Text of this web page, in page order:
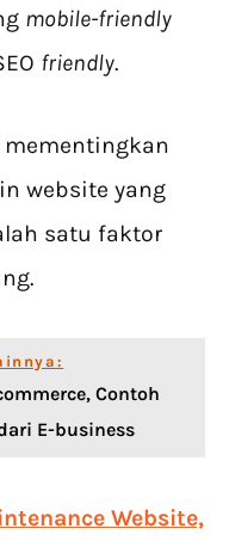
mobile-friendly
friendly.
mementingkan
website yang
satu faktor
Contoh
E-business
Website,